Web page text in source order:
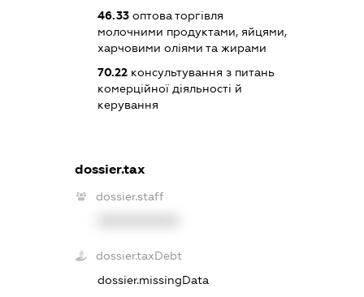
46.33оптова торгівля
молочними продуктами, яйцями,
харчовими оліями та жирами
70.22консультування з питань
комерційної діяльності й
керування
dossier.tax
dossier.staff
dossier.taxDebt
dossier.missingData